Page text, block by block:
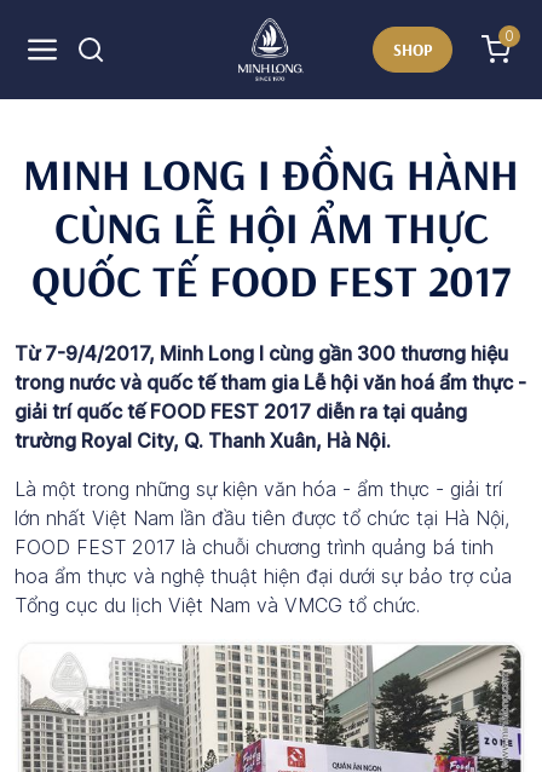
SHOP
0
MINH LONG I ĐỒNG HÀNH
CÙNG LỄ HỘI ẨM THỰC
QUỐC TẾ FOOD FEST 2017
Từ 7-9/4/2017, Minh Long I cùng gần 300 thương hiệu
trong nước và quốc tế tham gia Lễ hội văn hoá ẩm thực -
giải trí quốc tế FOOD FEST 2017 diễn ra tại quảng
trường Royal City, Q. Thanh Xuân, Hà Nội.
Là một trong những sự kiện văn hóa - ẩm thực - giải trí
lớn nhất Việt Nam lần đầu tiên được tổ chức tại Hà Nội,
FOOD FEST 2017 là chuỗi chương trình quảng bá tinh
hoa ẩm thực và nghệ thuật hiện đại dưới sự bảo trợ của
Tổng cục du lịch Việt Nam và VMCG tổ chức.